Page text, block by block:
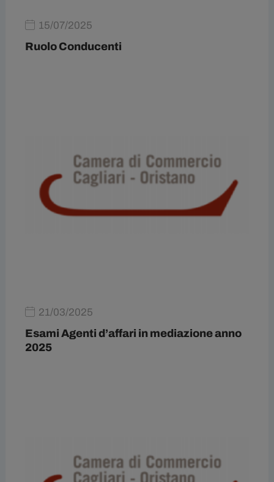
15/07/2025
Ruolo Conducenti
21/03/2025
Esami Agenti d’affari in mediazione anno
2025